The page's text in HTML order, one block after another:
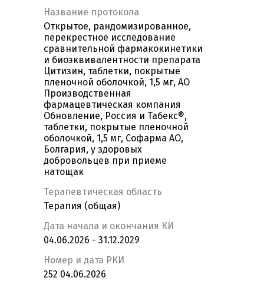
Название протокола
Открытое, рандомизированное,
перекрестное исследование
сравнительной фармакокинетики
и биоэквивалентности препарата
Цитизин, таблетки, покрытые
пленочной оболочкой, 1,5 мг, АО
Производственная
фармацевтическая компания
Обновление, Россия и Табекс®,
таблетки, покрытые пленочной
оболочкой, 1,5 мг, Софарма АО,
Болгария, у здоровых
добровольцев при приеме
натощак
Терапевтическая область
Терапия (общая)
Дата начала и окончания КИ
04.06.2026 - 31.12.2029
Номер и дата РКИ
252 04.06.2026